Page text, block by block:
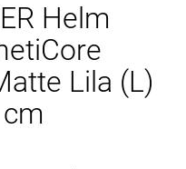
Helm
Lila (L)